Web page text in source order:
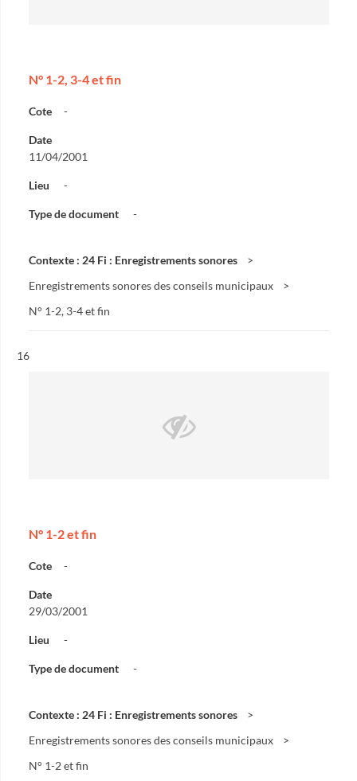
N° 1-2, 3-4 et fin
Cote -
Date
11/04/2001
Lieu -
Type de document -
Contexte : 24 Fi : Enregistrements sonores
Enregistrements sonores des conseils municipaux
N° 1-2, 3-4 et fin
Résultat n°
16
N° 1-2 et fin
Cote -
Date
29/03/2001
Lieu -
Type de document -
Contexte : 24 Fi : Enregistrements sonores
Enregistrements sonores des conseils municipaux
N° 1-2 et fin